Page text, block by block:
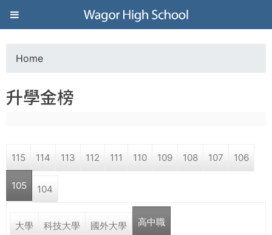
Jump to navigation
葳
格
高
學
o
a
r
e
Home
升學金榜
115 114 113 112 111 110 109 108 107 106
105 104
大學 科技大學 國外大學 高中職